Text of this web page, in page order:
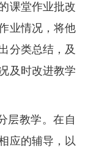
课堂作业批改
业情况，将他
分类总结，及
及时改进教学
层教学。在自
应的辅导，以